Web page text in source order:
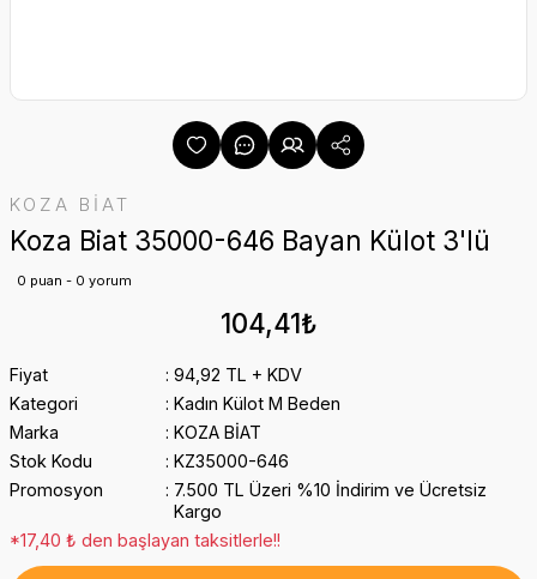
KOZA BİAT
Koza Biat 35000-646 Bayan Külot 3'lü
0 puan - 0 yorum
104,41₺
Fiyat
94,92 TL + KDV
Kategori
Kadın Külot M Beden
Marka
KOZA BİAT
Stok Kodu
KZ35000-646
Promosyon
7.500 TL Üzeri %10 İndirim ve Ücretsiz
Kargo
*17,40 ₺ den başlayan taksitlerle!!